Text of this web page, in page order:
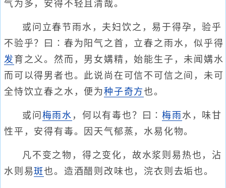
气为多，安得不轻且清哉。
或问立春节雨水，夫妇饮之，易于得孕，验乎
不验乎？曰∶春为阳气之首，立春之雨水，似乎得
发 育之义。然而，男女媾精，始能生子，未闻媾水
而可以得男者也。此说尚在可信不可信之间，未可
全恃饮立春之水，便为种子奇方也。
或问 梅雨水 ，何以有毒也？曰∶梅雨 水，味甘
性平，安得有毒。因天气郁蒸，水易化物。
凡不变之物，得之变化，故水浆则易热也，沾
水则易斑也。造酒醋则改味也，浣衣则去垢也。